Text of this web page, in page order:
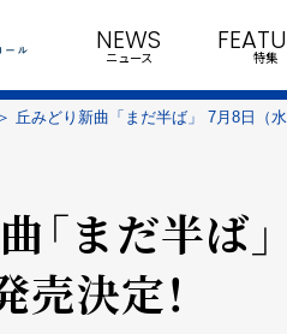
NEWS
ニュース 特集
丘みどり新曲「まだ半ば」 7月8日（
「まだ半ば
売決定！